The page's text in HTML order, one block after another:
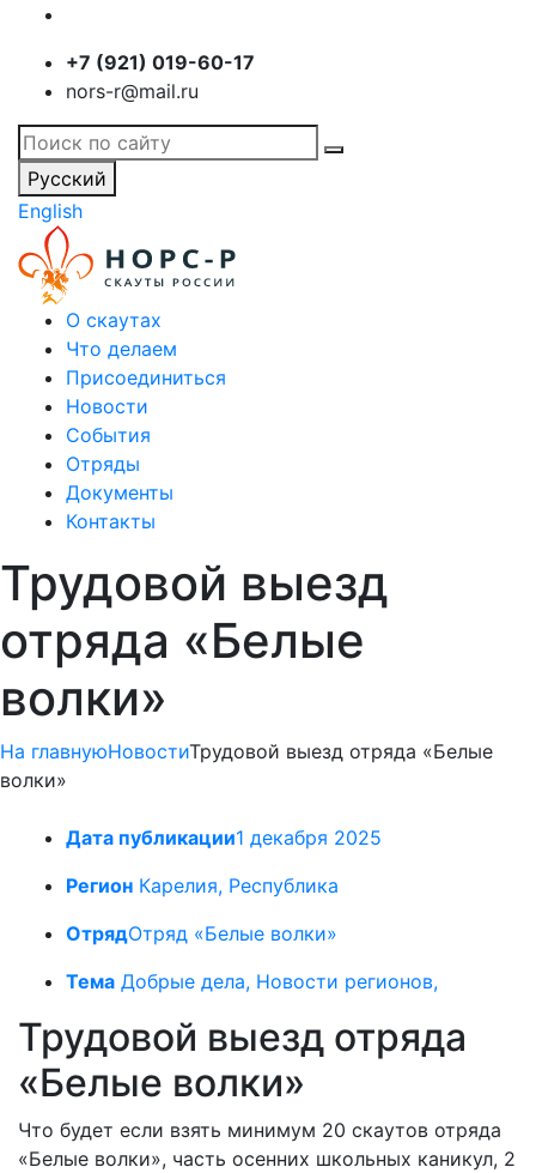
+7 (921) 019-60-17
nors-r@mail.ru
Русский
English
О скаутах
Что делаем
Присоединиться
Новости
События
Отряды
Документы
Контакты
Трудовой выезд
отряда «Белые
волки»
На главнуюНовостиТрудовой выезд отряда «Белые
волки»
Дата публикации1 декабря 2025
Регион Карелия, Республика
ОтрядОтряд «Белые волки»
Тема Добрые дела, Новости регионов,
Трудовой выезд отряда
«Белые волки»
Что будет если взять минимум 20 скаутов отряда
«Белые волки», часть осенних школьных каникул, 2